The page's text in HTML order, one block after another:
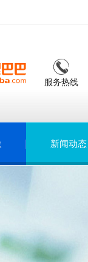
服务热线
新闻动态